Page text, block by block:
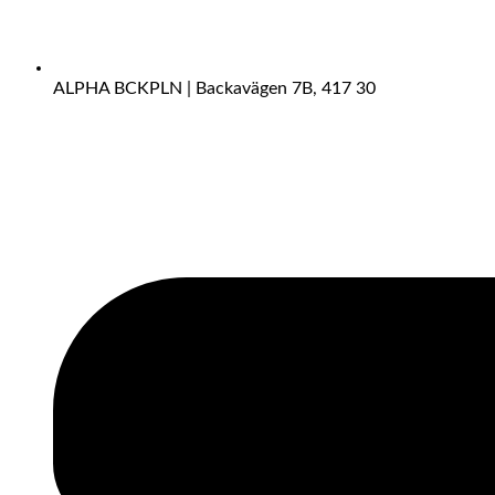
ALPHA BCKPLN | Backavägen 7B, 417 30